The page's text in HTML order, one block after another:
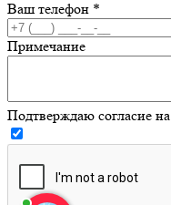
Ваш телефон *
Примечание
Подтверждаю согласие на